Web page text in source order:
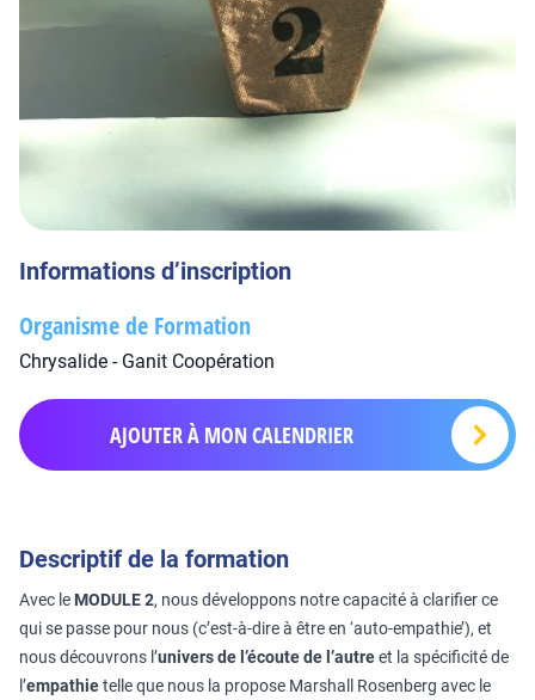
Informations d’inscription
Organisme de Formation
Chrysalide - Ganit Coopération
AJOUTER À MON CALENDRIER
Descriptif de la formation
Avec le MODULE 2, nous développons notre capacité à clarifier ce
qui se passe pour nous (c’est-à-dire à être en ‘auto-empathie’), et
nous découvrons l’univers de l’écoute de l’autreet la spécificité de
l’empathietelle que nous la propose Marshall Rosenberg avec le